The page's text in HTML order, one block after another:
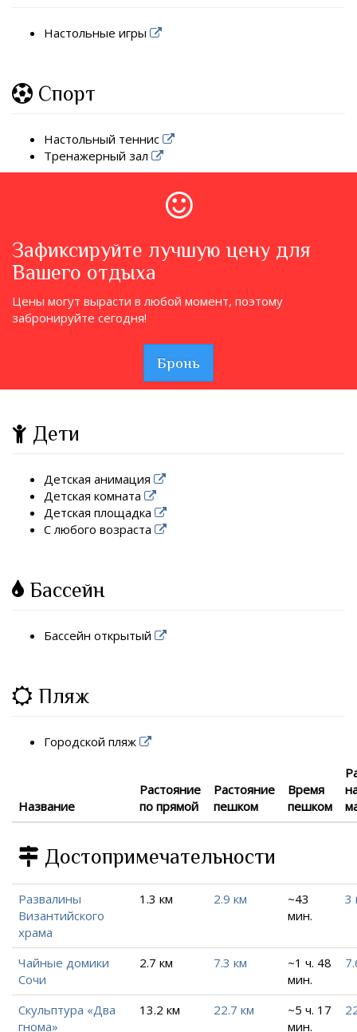
Настольные игры
Спорт
Настольный теннис
Тренажерный зал
Зафиксируйте лучшую цену для
Вашего отдыха
Цены могут вырасти в любой момент, поэтому
забронируйте сегодня!
Бронь
Дети
Детская анимация
Детская комната
Детская площадка
С любого возраста
Бассейн
Бассейн открытый
Пляж
Городской пляж
Название
Растояние
по прямой
Растояние
пешком
Время
пешком
Достопримечательности
Развалины
Византийского
храма
1.3 км 2.9 км
~43
мин.
3
Чайные домики
Сочи
2.7 км 7.3 км
~1 ч. 48
мин.
Скульптура «Два
гнома»
13.2 км 22.7 км
~5 ч. 17
мин.